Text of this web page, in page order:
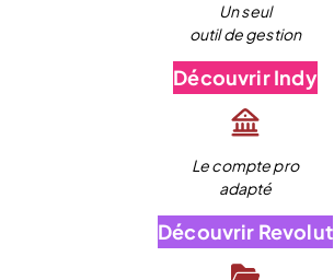
Un seul
outil de gestion
Découvrir Indy
Le compte pro
adapté
Découvrir Revolut